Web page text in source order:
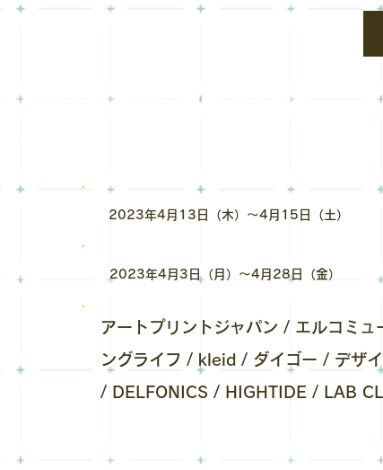
Grid&Module 4th 2023
アートプリントジャパン / エルコミュ
ングライフ / kleid / ダイゴー / デザ
/ DELFONICS / HIGHTIDE / LAB
オンライン 2023年4月3日（月）～4月28日（金）
2023年4月13日（木）～4月15日（土）